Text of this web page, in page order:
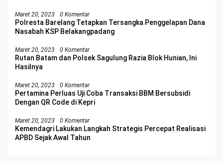
Maret 20, 2023 0 Komentar
Polresta Barelang Tetapkan Tersangka Penggelapan Dana
Nasabah KSP Belakangpadang
Maret 20, 2023 0 Komentar
Rutan Batam dan Polsek Sagulung Razia Blok Hunian, Ini
Hasilnya
Maret 20, 2023 0 Komentar
Pertamina Perluas Uji Coba Transaksi BBM Bersubsidi
Dengan QR Code di Kepri
Maret 20, 2023 0 Komentar
Kemendagri Lakukan Langkah Strategis Percepat Realisasi
APBD Sejak Awal Tahun